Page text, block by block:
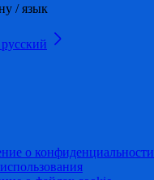
/ язык
о конфиденциальности